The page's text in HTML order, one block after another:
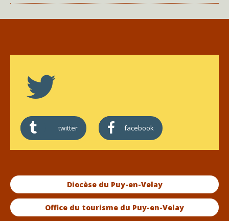
twitter facebook
Diocèse du Puy-en-Velay
Office du tourisme du Puy-en-Velay